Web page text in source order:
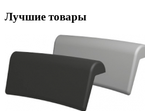
Лучшие товары